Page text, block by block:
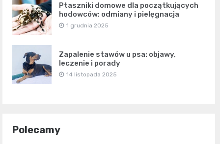
Ptaszniki domowe dla początkujących
hodowców: odmiany i pielęgnacja
1 grudnia 2025
Zapalenie stawów u psa: objawy,
leczenie i porady
14 listopada 2025
Polecamy